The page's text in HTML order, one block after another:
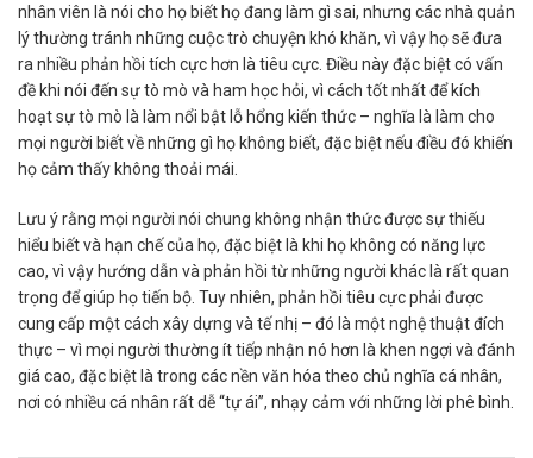
nhân viên là nói cho họ biết họ đang làm gì sai, nhưng các nhà quản
lý thường tránh những cuộc trò chuyện khó khăn, vì vậy họ sẽ đưa
ra nhiều phản hồi tích cực hơn là tiêu cực. Điều này đặc biệt có vấn
đề khi nói đến sự tò mò và ham học hỏi, vì cách tốt nhất để kích
hoạt sự tò mò là làm nổi bật lỗ hổng kiến ​​thức – nghĩa là làm cho
mọi người biết về những gì họ không biết, đặc biệt nếu điều đó khiến
họ cảm thấy không thoải mái.
Lưu ý rằng mọi người nói chung không nhận thức được sự thiếu
hiểu biết và hạn chế của họ, đặc biệt là khi họ không có năng lực
cao, vì vậy hướng dẫn và phản hồi từ những người khác là rất quan
trọng để giúp họ tiến bộ. Tuy nhiên, phản hồi tiêu cực phải được
cung cấp một cách xây dựng và tế nhị – đó là một nghệ thuật đích
thực – vì mọi người thường ít tiếp nhận nó hơn là khen ngợi và đánh
giá cao, đặc biệt là trong các nền văn hóa theo chủ nghĩa cá nhân,
nơi có nhiều cá nhân rất dễ “tự ái”, nhạy cảm với những lời phê bình.